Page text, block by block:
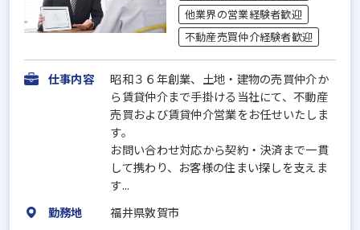
他業界の営業経験者歓迎
不動産売買仲介経験者歓迎
仕事内容
昭和３６年創業、土地・建物の売買仲介か
ら賃貸仲介まで手掛ける当社にて、不動産
売買および賃貸仲介営業をお任せいたしま
す。
お問い合わせ対応から契約・決済まで一貫
して携わり、お客様の住まい探しを支えま
す...
勤務地
福井県敦賀市